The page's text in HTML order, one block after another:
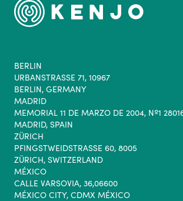
BERLIN
URBANSTRASSE 71, 10967
BERLIN, GERMANY
MADRID
MEMORIAL 11 DE MARZO DE 2004, Nº1
MADRID, SPAIN
ZÜRICH
PFINGSTWEIDSTRASSE 60, 8005
ZÜRICH, SWITZERLAND
MÉXICO
CALLE VARSOVIA, 36,06600
MÉXICO CITY, CDMX MÉXICO